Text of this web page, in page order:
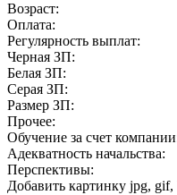
Возраст:
Оплата:
Регулярность выплат:
Черная ЗП:
Белая ЗП:
Серая ЗП:
Размер ЗП:
Прочее:
Обучение за счет
Адекватность начальства:
Перспективы:
Добавить картинку jpg, gif,